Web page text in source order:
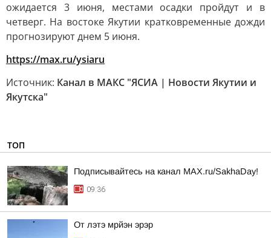
ожидается 3 июня, местами осадки пройдут и в
четверг. На востоке Якутии кратковременные дожди
прогнозируют днем 5 июня.
https://max.ru/ysiaru
Источник: Канал в МАКС "ЯСИА | Новости Якутии и
Якутска"
ТОП
Подписывайтесь на канал MAX.ru/SakhaDay!
09:36
От лэтэ мрйэн эрэр